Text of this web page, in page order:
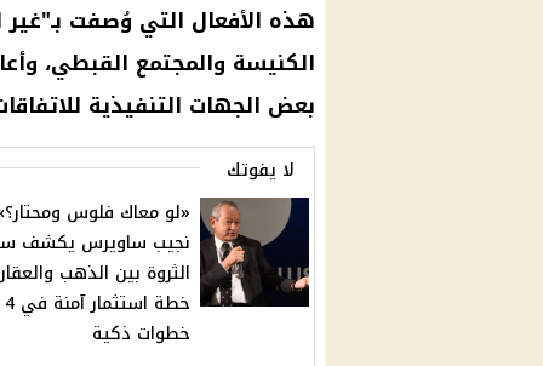
هذه الأفعال التي وُصفت بـ"غير
الكنيسة والمجتمع القبطي،
بعض الجهات التنفيذية
لا يفوتك
«لو معاك فلوس
نجيب ساويرس يكشف سر
الثروة بين الذهب
خطة استثمار آمنة في 4
خطوات ذكية